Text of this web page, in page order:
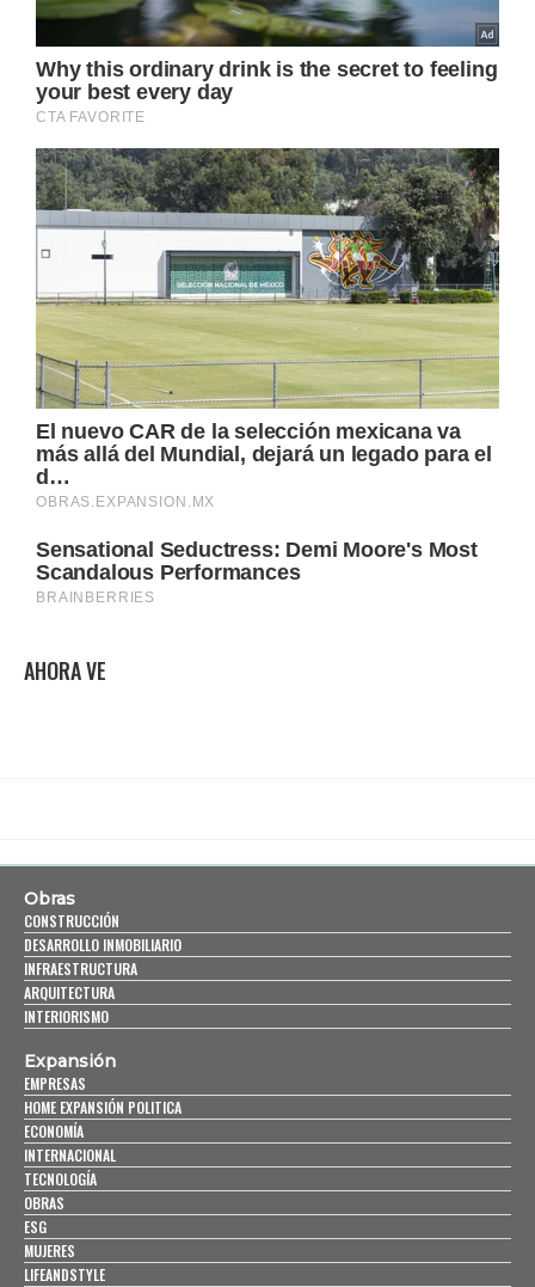
AHORA VE
Obras
CONSTRUCCIÓN
DESARROLLO INMOBILIARIO
INFRAESTRUCTURA
ARQUITECTURA
INTERIORISMO
Expansión
EMPRESAS
HOME EXPANSIÓN POLITICA
ECONOMÍA
INTERNACIONAL
TECNOLOGÍA
OBRAS
ESG
MUJERES
LIFEANDSTYLE